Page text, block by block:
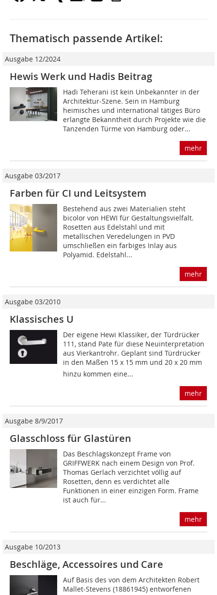
Thematisch passende Artikel:
Ausgabe 12/2024
Hewis Werk und Hadis Beitrag
Hadi Teherani ist kein Unbekannter in der
Architektur-Szene. Sein in Hamburg
heimisches und international tätiges Büro
erlangte Bekanntheit durch Projekte wie die
Tanzenden Türme von Hamburg oder...
mehr
Ausgabe 03/2017
Farben für CI und Leitsystem
Bestehend aus zwei Materialien steht
bicolor von HEWI für Gestaltungsvielfalt.
Rosetten aus Edelstahl und mit
metallischen Veredelungen in PVD
umschließen ein farbiges Inlay aus
Polyamid. Edelstahl...
mehr
Ausgabe 03/2010
Klassisches U
Der eigene Hewi Klassiker, der Türdrücker
111, stand Pate für diese Neuinterpretation
aus Vierkantrohr. Geplant sind Türdrücker
in den Maßen 15 x 15 mm und 20 x 20 mm 
hinzu kommen eine...
mehr
Ausgabe 8/9/2017
Glasschloss für Glastüren
Das Beschlagskonzept Frame von
GRIFFWERK nach einem Design von Prof.
Thomas Gerlach verzichtet völlig auf
Rosetten, denn es verdichtet alle
Funktionen in einer einzigen Form. Frame
ist auch für...
mehr
Ausgabe 10/2013
Beschläge, Accessoires und Care
Auf Basis des von dem Architekten Robert
Mallet-Stevens (18861945) entworfenen